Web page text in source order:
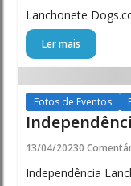
Lanchonete
Ler mais
Fotos de Eventos
13/04/20230
Independência